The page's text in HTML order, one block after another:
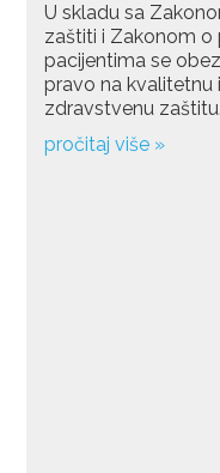
U skladu sa
zaštiti i Zakonom o
pacijentima se
pravo na kvalitetnu
zdravstvenu
pročitaj više »